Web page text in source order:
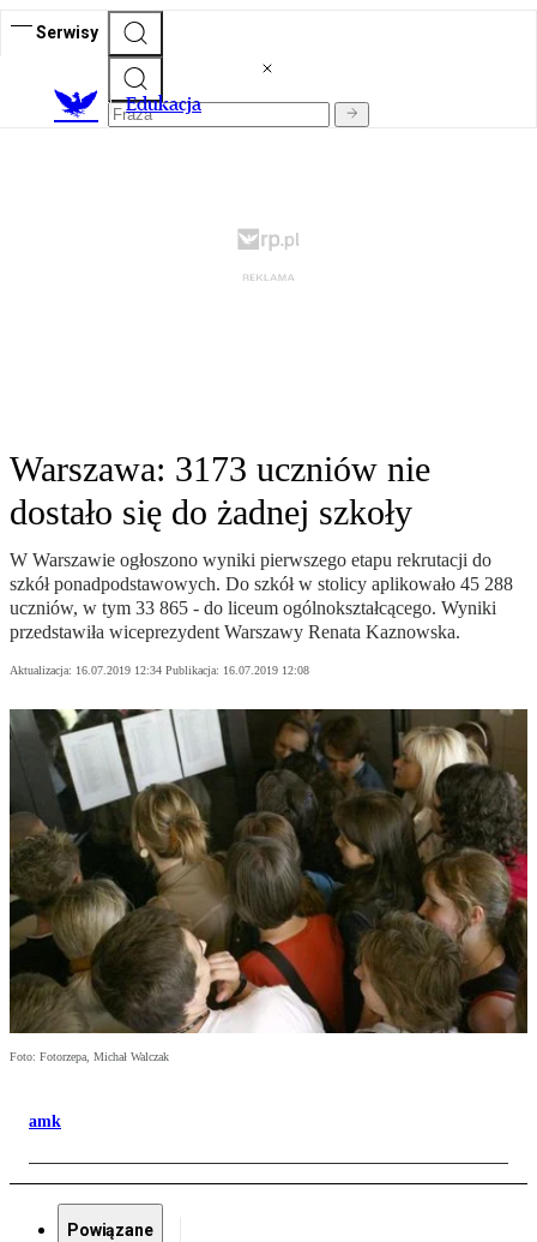
Serwisy
Edukacja
Warszawa: 3173 uczniów nie
dostało się do żadnej szkoły
W Warszawie ogłoszono wyniki pierwszego etapu rekrutacji do
szkół ponadpodstawowych. Do szkół w stolicy aplikowało 45 288
uczniów, w tym 33 865 - do liceum ogólnokształcącego. Wyniki
przedstawiła wiceprezydent Warszawy Renata Kaznowska.
Aktualizacja: 16.07.2019 12:34 Publikacja: 16.07.2019 12:08
Foto: Fotorzepa, Michał Walczak
amk
Powiązane